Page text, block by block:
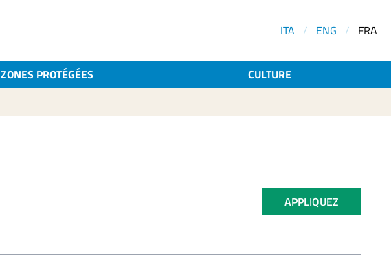
ITA / ENG / FRA
ZONES PROTÉGÉES
CULTURE
APPLIQUEZ